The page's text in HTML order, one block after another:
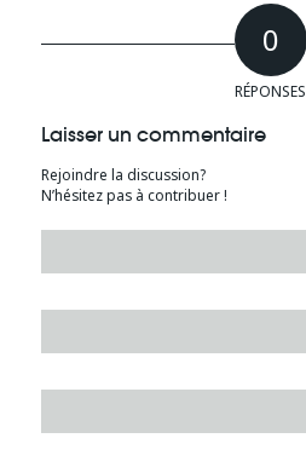
0
RÉPONSES
Laisser un commentaire
Rejoindre la discussion?
N’hésitez pas à contribuer !